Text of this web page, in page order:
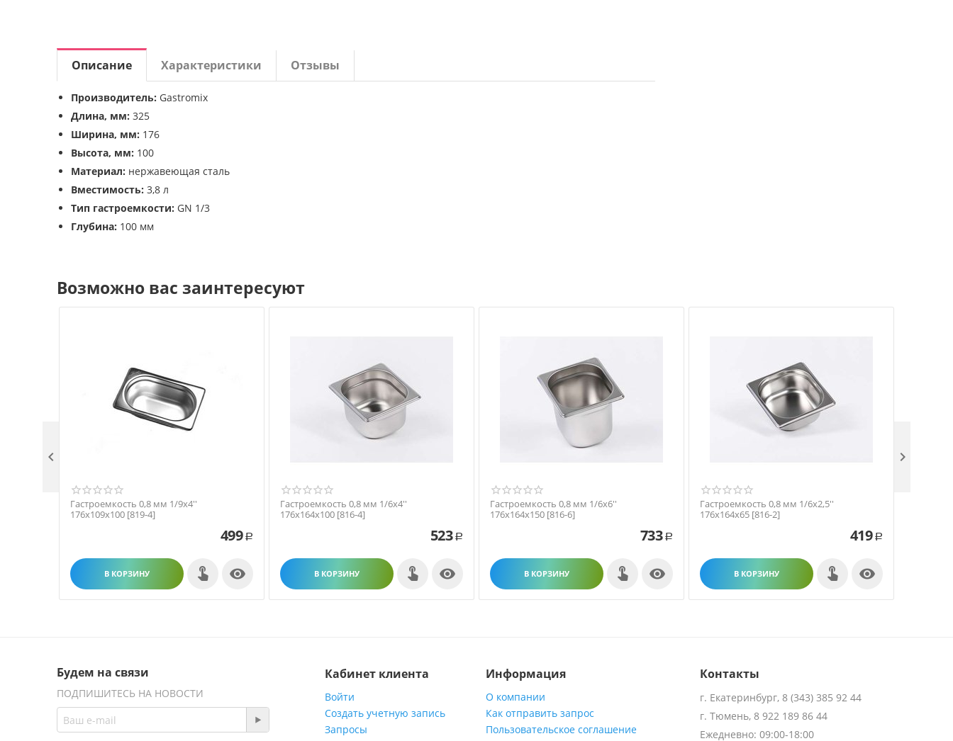
Описание Характеристики Отзывы
Производитель: Gastromix
Длина, мм: 325
Ширина, мм: 176
Высота, мм: 100
Материал: нержавеющая сталь
Вместимость: 3,8 л
Тип гастроемкости: GN 1/3
Глубина: 100 мм
Возможно вас заинтересуют
Гастроемкость 0,8 мм 1/9х4''
176х109х100 [819-4]
499 Р
В КОРЗИНУ 
Гастроемкость 0,8 мм 1/6х4''
176х164х100 [816-4]
523 Р
В КОРЗИНУ 
Гастроемкость 0,8 мм 1/6х6''
176х164х150 [816-6]
733 Р
В КОРЗИНУ 
Гастроемкость 0,8 мм 1/6х2,5''
176х164х65 [816-2]
419 Р
В КОРЗИНУ 
 
Будем на связи
ПОДПИШИТЕСЬ НА НОВОСТИ
Кабинет клиента
Войти
Создать учетную запись
Запросы
Информация
О компании
Как отправить запрос
Пользовательское соглашение
Контакты
г. Екатеринбург, 8 (343) 385 92 44
г. Тюмень, 8 922 189 86 44
Ежедневно: 09:00-18:00